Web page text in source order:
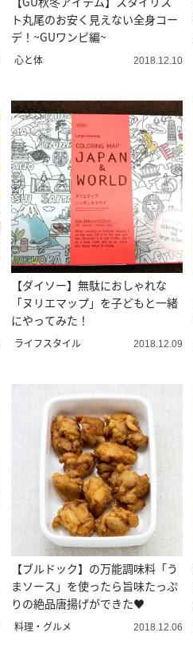
ト丸尾のお安く見えない全身コー
デ！~GUワンピ編~
心と体 2018.12.10
【ダイソー】無駄におしゃれな
「ヌリエマップ」を子どもと一緒
にやってみた！
ライフスタイル 2018.12.09
【ブルドック】の万能調味料「う
まソース」を使ったら旨味たっぷ
りの絶品唐揚げができた♥
料理・グルメ 2018.12.06